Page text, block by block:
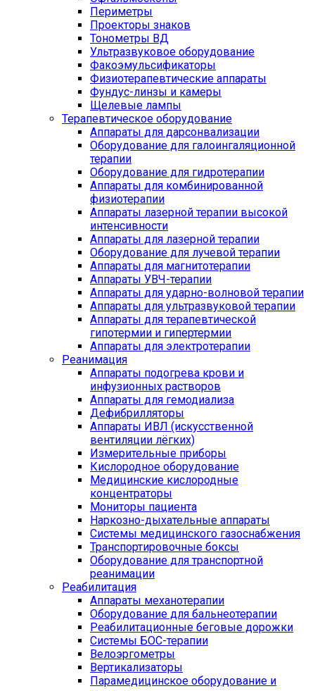
Периметры
Проекторы знаков
Тонометры ВД
Ультразвуковое оборудование
Факоэмульсификаторы
Физиотерапевтические аппараты
Фундус-линзы и камеры
Щелевые лампы
Терапевтическое оборудование
Аппараты для дарсонвализации
Оборудование для галоингаляционной
терапии
Оборудование для гидротерапии
Аппараты для комбинированной
физиотерапии
Аппараты лазерной терапии высокой
интенсивности
Аппараты для лазерной терапии
Оборудование для лучевой терапии
Аппараты для магнитотерапии
Аппараты УВЧ-терапии
Аппараты для ударно-волновой терапии
Аппараты для ультразвуковой терапии
Аппараты для терапевтической
гипотермии и гипертермии
Аппараты для электротерапии
Реанимация
Аппараты подогрева крови и
инфузионных растворов
Аппараты для гемодиализа
Дефибрилляторы
Аппараты ИВЛ (искусственной
вентиляции лёгких)
Измерительные приборы
Кислородное оборудование
Медицинские кислородные
концентраторы
Мониторы пациента
Наркозно-дыхательные аппараты
Системы медицинского газоснабжения
Транспортировочные боксы
Оборудование для транспортной
реанимации
Реабилитация
Аппараты механотерапии
Оборудование для бальнеотерапии
Реабилитационные беговые дорожки
Системы БОС-терапии
Велоэргометры
Вертикализаторы
Парамедицинское оборудование и